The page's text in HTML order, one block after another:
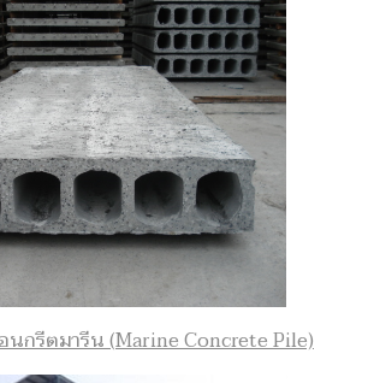
นกรีตมารีน (Marine Concrete Pile)